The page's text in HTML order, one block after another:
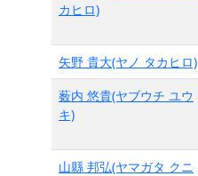
カヒロ)
矢野 貴大(ヤノ タカヒロ)
薮内 悠貴(ヤブウチ ユウ
キ)
山縣 邦弘(ヤマガタ クニ